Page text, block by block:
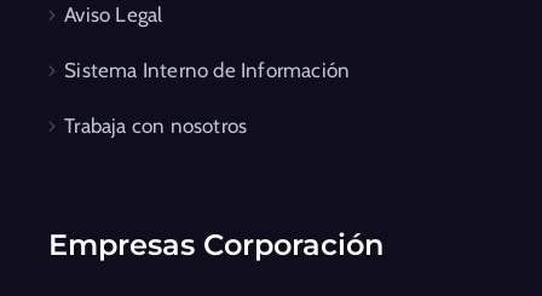
Aviso Legal
Sistema Interno de Información
Trabaja con nosotros
Empresas Corporación